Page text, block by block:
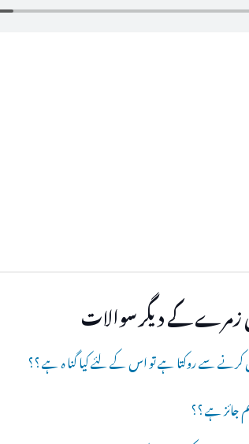
زمرے کے دیگر سوالات
سے روکتا ہے تو اس کے لئے کیا گنا ہ ہے ؟؟
جائز ہے ؟؟